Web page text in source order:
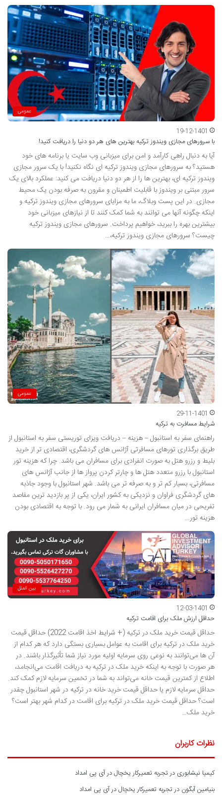
عمومی
19-12-1401
با سرورهای مجازی ویندوز ترکیه بهترین های هر دو دنیا را دریافت کنید!
آیا به دنبال راهی کارآمد و امن برای میزبانی وب سایت یا برنامه های خود
هستید؟ به سرورهای مجازی ویندوز ترکیه ای نگاه نکنید! با یک سرور مجازی
ویندوز ترکیه ای، بهترین ها را از هر دو دنیا دریافت می کنید: عملکرد بالای یک
سرور مبتنی بر ویندوز با قابلیت اطمینان و مقرون به صرفه بودن یک محیط
مجازی. در این پست وبلاگ، ما به مزایای سرورهای مجازی ویندوز ترکیه و
اینکه چگونه آنها می توانند به شما کمک کنند تا از نیازهای میزبانی خود
بیشترین بهره را ببرید، خواهیم پرداخت. سرورهای مجازی ویندوز ترکیه
چیست؟ سرورهای مجازی ویندوز ترکیه،…
عمومی
29-11-1401
شرایط مسافرت به ترکیه
راهنمای سفر به استانبول – هزینه – دریافت ویزای توریستی سفر به استانبول از
طریق برگذاری تورهای مسافرتی آژانس های گردشگری، اقتصادی تر از خرید
بلیط و رزرو هتل به صورت انفرادی برای مسافران می باشد. چرا که هزینه تور
استانبول با رزرو متعدد هتل ها و چارتر کردن پرواز ها از جانب آژانس های
مسافرتی، بسیار کم تر و به صرفه تر می باشد. شهر استانبول با وجود جاذبه
های گردشگری فراوان و نزدیکی به کشور ایران، یکی از پر بازدید ترین مقاصد
تفریحی در میان مسافران ایرانی به شمار می رود. با توجه به اقتصادی بودن
هزینه تور…
بین الملل
12-03-1401
حداقل ارزش ملک برای اقامت ترکیه
حداقل قیمت خرید ملک در ترکیه (+ شرایط اخذ اقامت 2022) حداقل قیمت
خرید ملک در ترکیه برای اقامت به عوامل بسیاری بستگی دارد که هر کدام از
آن ها می‌توانند به نوعی روی سرمایه اولیه مورد نیاز شما تأثیرگذار باشند. در
هر صورت با توجه به اینکه خرید ملک در ترکیه به دریافت اقامت می‌انجامد،
اطلاع از کمترین قیمت خانه می‌تواند به شما در تخمین سرمایه لازم کمک کند.
حداقل سرمایه لازم یا حداقل قیمت خرید خانه در ترکیه در شهر استانبول چقدر
است؟ حداقل قیمت خرید ملک در ترکیه برای اقامت در کدام شهر بهتر است؟
خرید ملک…
نظرات کاربران
کیمیا نیشابوری درتجربه تعمیرکار یخچال در آی پی امداد
بنیامین آبگون درتجربه تعمیرکار یخچال در آی پی امداد